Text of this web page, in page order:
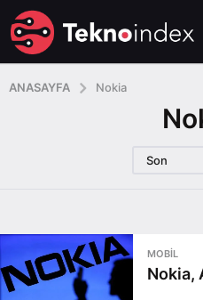
ANASAYFA Nokia
Son
MOBIL
Nokia,